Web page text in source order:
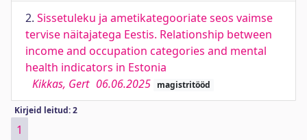
2. Sissetuleku ja ametikategooriate seos vaimse
tervise näitajatega Eestis. Relationship between
income and occupation categories and mental
health indicators in Estonia
Kikkas, Gert 06.06.2025 magistritööd
Kirjeid leitud: 2
1